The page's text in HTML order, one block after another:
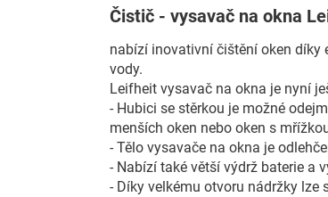
Čistič - vysavač na okna
nabízí inovativní čištění oken díky
vody.
Leifheit vysavač na okna je nyní
- Hubici se stěrkou je možné
menších oken nebo oken s
- Tělo vysavače na okna je
- Nabízí také větší výdrž baterie a
- Díky velkému otvoru nádržky